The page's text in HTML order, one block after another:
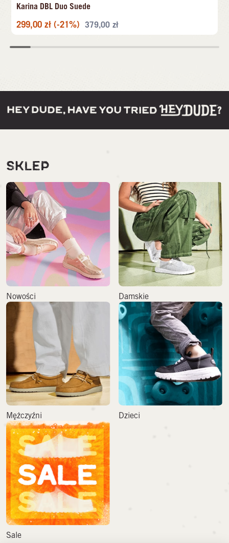
Karina DBL Duo Suede
299,00 zł (-21%) 379,00 zł
SKLEP
Nowości Damskie
Mężczyźni Dzieci
Sale